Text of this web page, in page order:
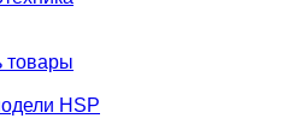
товары
HSP